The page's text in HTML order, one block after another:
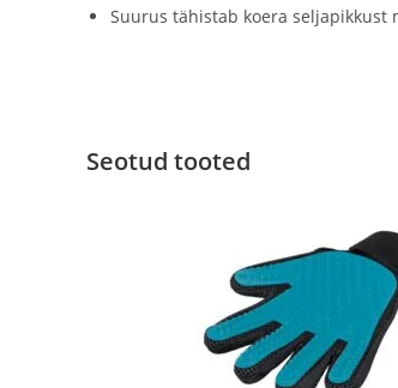
Suurus tähistab koera
Seotud tooted